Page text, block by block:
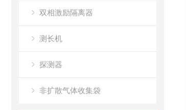
双相激励隔离器
测长机
探测器
非扩散气体收集袋